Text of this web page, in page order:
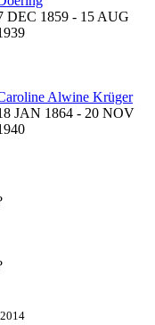
DEC 1859 - 15 AUG
Alwine Krüger
JAN 1864 - 20 NOV